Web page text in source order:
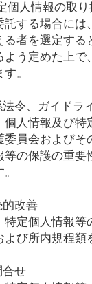
人情報の取り
託する場合には
る者を選定する
よう定めた上
。
令、ガイドラ
個人情報及び特
委員会およびそ
等の保護の重要
改善
特定個人情報等
よび所内規程類
せ